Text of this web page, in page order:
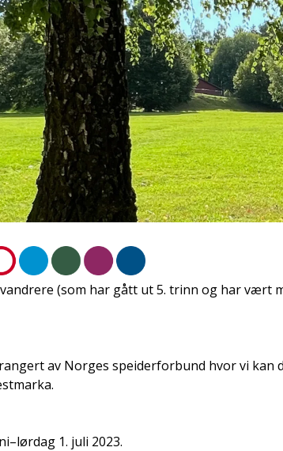
(som har gått ut 5. trinn og har vært
av Norges speiderforbund hvor vi kan
1. juli 2023.